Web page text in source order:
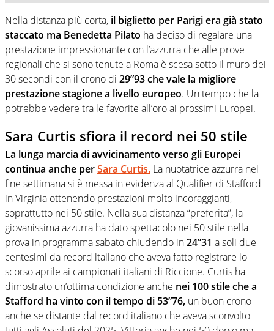
Nella distanza più corta, il biglietto per Parigi era già stato
staccato ma Benedetta Pilato ha deciso di regalare una
prestazione impressionante con l’azzurra che alle prove
regionali che si sono tenute a Roma è scesa sotto il muro dei
30 secondi con il crono di 29”93 che vale la migliore
prestazione stagione a livello europeo. Un tempo che la
potrebbe vedere tra le favorite all’oro ai prossimi Europei.
Sara Curtis sfiora il record nei 50 stile
La lunga marcia di avvicinamento verso gli Europei
continua anche perSara Curtis. La nuotatrice azzurra nel
fine settimana si è messa in evidenza al Qualifier di Stafford
in Virginia ottenendo prestazioni molto incoraggianti,
soprattutto nei 50 stile. Nella sua distanza “preferita”, la
giovanissima azzurra ha dato spettacolo nei 50 stile nella
prova in programma sabato chiudendo in24”31 a soli due
centesimi da record italiano che aveva fatto registrare lo
scorso aprile ai campionati italiani di Riccione. Curtis ha
dimostrato un’ottima condizione anche nei 100 stile che a
Stafford ha vinto con il tempo di 53”76, un buon crono
anche se distante dal record italiano che aveva sconvolto